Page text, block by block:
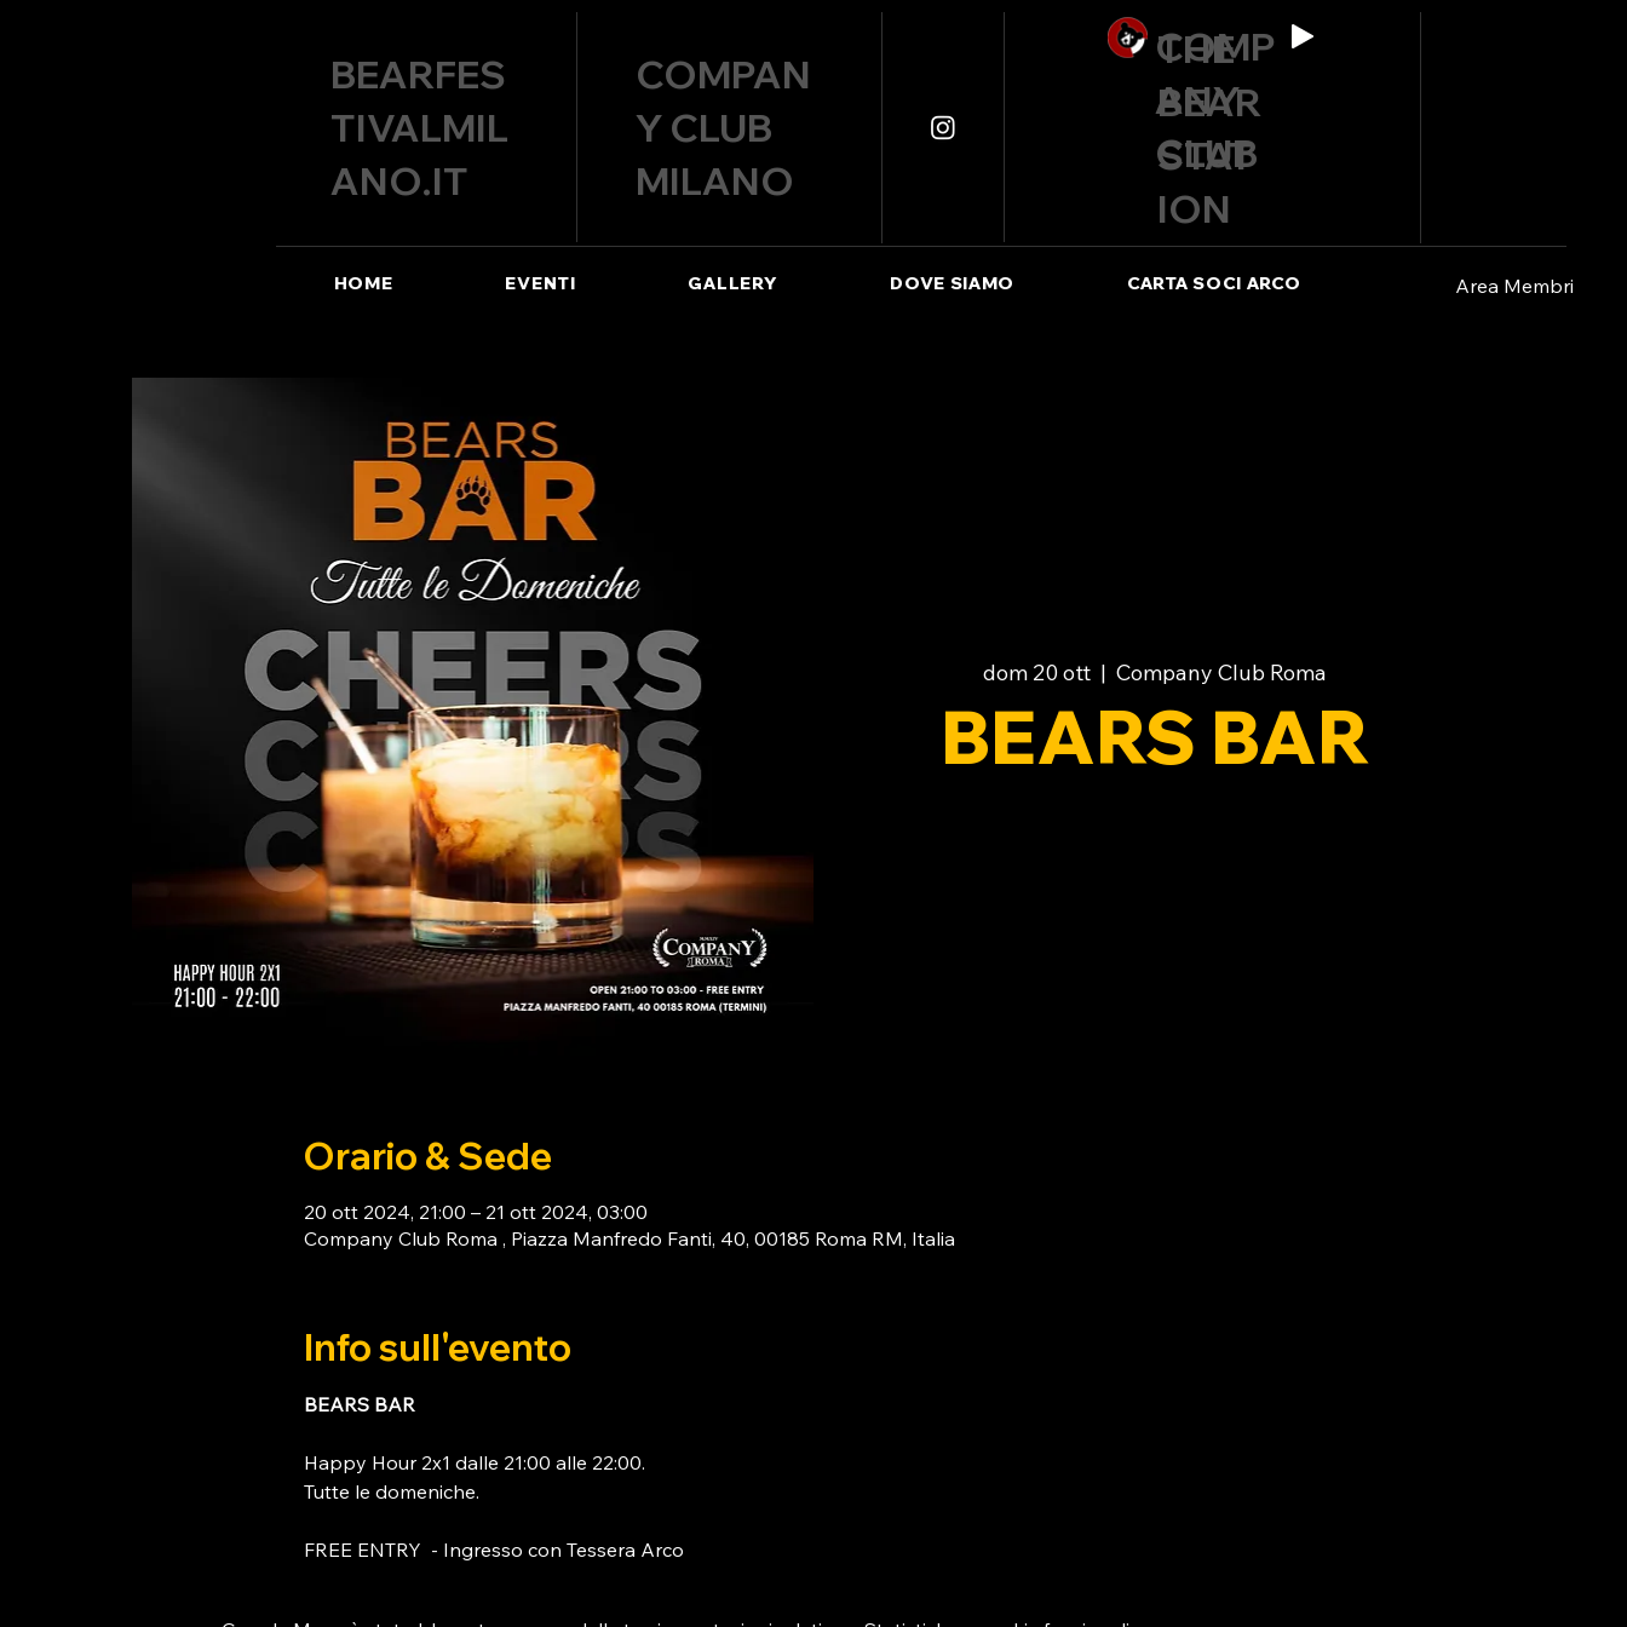
COMP
ANY
CLUB
THE
BEAR
STAT
ION
COMPAN
Y CLUB
MILANO
BEARFES
TIVALMIL
ANO.IT
Area Membri
HOME EVENTI GALLERY DOVE SIAMO CARTA SOCI ARCO
dom 20 ott
  |
Company Club Roma
BEARS BAR
Orario & Sede
20 ott 2024, 21:00 – 21 ott 2024, 03:00
Company Club Roma , Piazza Manfredo Fanti, 40, 00185 Roma RM, Italia
Info sull'evento
BEARS BAR
Happy Hour 2x1 dalle 21:00 alle 22:00.
Tutte le domeniche.
FREE ENTRY  - Ingresso con Tessera Arco